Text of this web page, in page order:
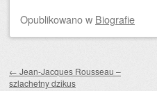
Opublikowanow Biografie
← Jean-Jacques Rousseau –
szlachetny dzikus